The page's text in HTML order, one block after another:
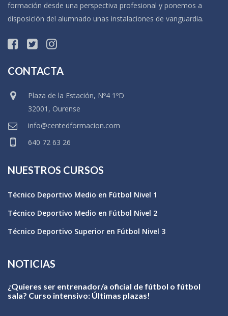
formación desde una perspectiva profesional y ponemos a
disposición del alumnado unas instalaciones de vanguardia.
CONTACTA
Plaza de la Estación, Nº4 1ºD
32001, Ourense
info@centedformacion.com
640 72 63 26
NUESTROS CURSOS
Técnico Deportivo Medio en Fútbol Nivel 1
Técnico Deportivo Medio en Fútbol Nivel 2
Técnico Deportivo Superior en Fútbol Nivel 3
NOTICIAS
¿Quieres ser entrenador/a oficial de fútbol o fútbol
sala? Curso intensivo: Últimas plazas!